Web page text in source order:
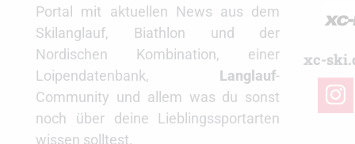
Portal mit aktuellen News aus dem
Skilanglauf, Biathlon und der
Nordischen Kombination, einer
Loipendatenbank, Langlauf-
Community und allem was du sonst
noch über deine Lieblingssportarten
wissen solltest.
xc-